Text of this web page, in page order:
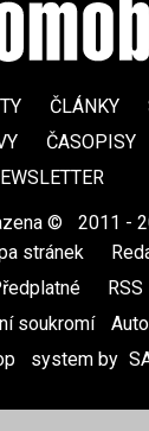
ČLÁNKY
ČASOPISY
©
2011 -
stránek
RSS
soukromí
system by